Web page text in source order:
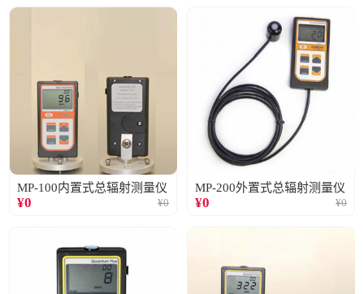
MP-100内置式总辐射测量仪
¥0 ¥0
MP-200外置式总辐射测量仪
¥0 ¥0